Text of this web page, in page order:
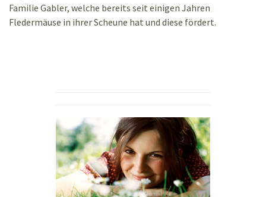
Familie Gabler, welche bereits seit einigen Jahren
Fledermäuse in ihrer Scheune hat und diese fördert.